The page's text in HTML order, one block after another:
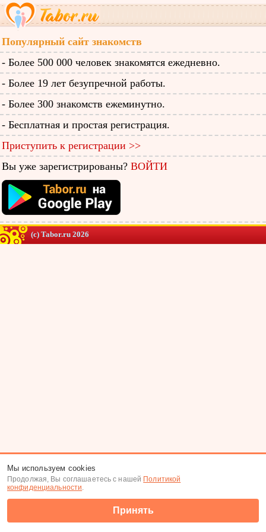
Популярный сайт знакомств
- Более 500 000 человек знакомятся ежедневно.
- Более 19 лет безупречной работы.
- Более 300 знакомств ежеминутно.
- Бесплатная и простая регистрация.
Приступить к регистрации >>
Вы уже зарегистрированы? ВОЙТИ
(c) Tabor.ru 2026
Мы используем cookies
Продолжая, Вы соглашаетесь с нашей Политикой
конфиденциальности.
Принять